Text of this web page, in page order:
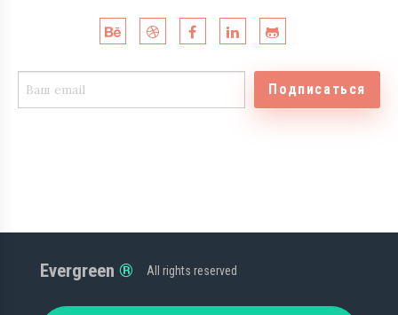
Подписаться
Evergreen All rights reserved